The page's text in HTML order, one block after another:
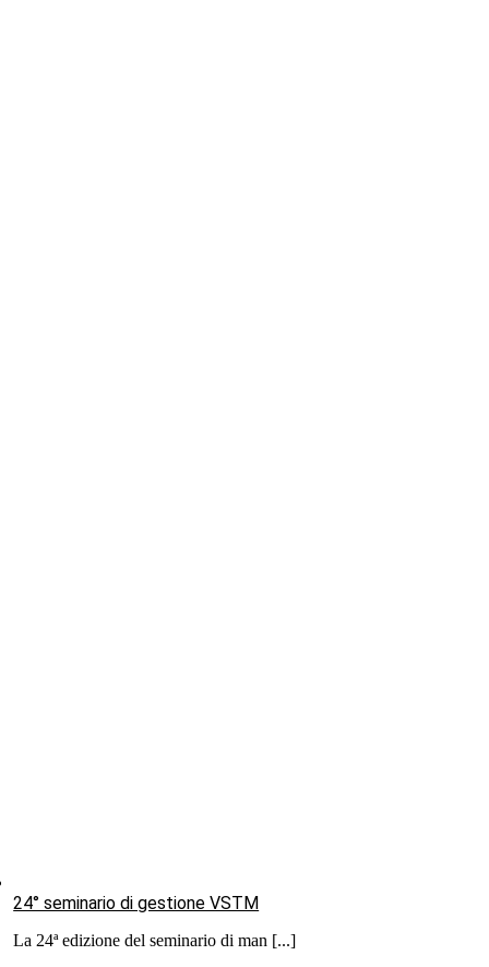
24° seminario di gestione VSTM
La 24ª edizione del seminario di man [...]